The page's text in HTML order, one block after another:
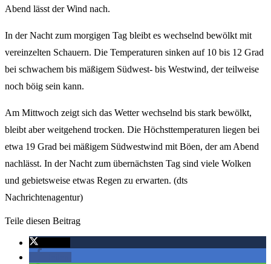
Abend lässt der Wind nach.
In der Nacht zum morgigen Tag bleibt es wechselnd bewölkt mit
vereinzelten Schauern. Die Temperaturen sinken auf 10 bis 12 Grad
bei schwachem bis mäßigem Südwest- bis Westwind, der teilweise
noch böig sein kann.
Am Mittwoch zeigt sich das Wetter wechselnd bis stark bewölkt,
bleibt aber weitgehend trocken. Die Höchsttemperaturen liegen bei
etwa 19 Grad bei mäßigem Südwestwind mit Böen, der am Abend
nachlässt. In der Nacht zum übernächsten Tag sind viele Wolken
und gebietsweise etwas Regen zu erwarten. (dts
Nachrichtenagentur)
Teile diesen Beitrag